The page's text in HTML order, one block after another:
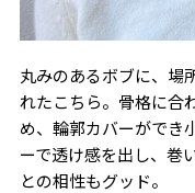
丸みのあるボブに、場
れたこちら。骨格に合
め、輪郭カバーができ
ーで透け感を出し、巻
との相性もグッド。